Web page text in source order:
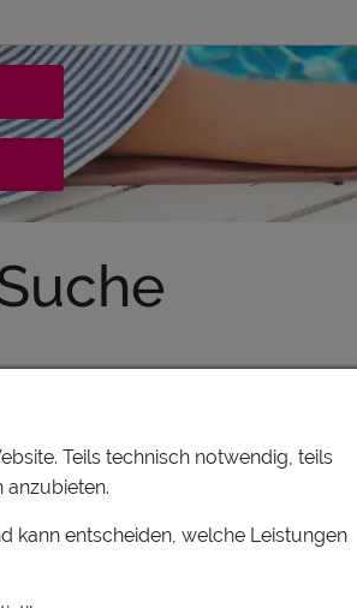
MOSTVIERTEL,
Teils technisch notwendig, teils
anzubieten.
kann entscheiden, welche Leistungen